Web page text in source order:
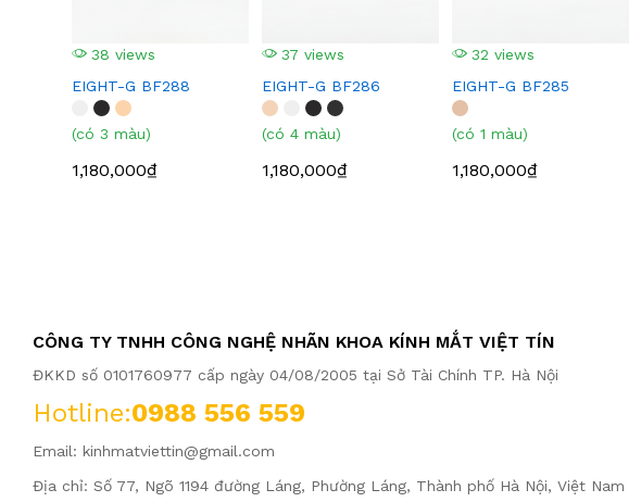
38 views
EIGHT-G BF288
(có 3 màu)
1,180,000₫
37 views
EIGHT-G BF286
(có 4 màu)
1,180,000₫
32 views
EIGHT-G BF285
(có 1 màu)
1,180,000₫
CÔNG TY TNHH CÔNG NGHỆ NHÃN KHOA KÍNH MẮT VIỆT TÍN
ĐKKD số 0101760977 cấp ngày 04/08/2005 tại Sở Tài Chính TP. Hà Nội
Hotline:0988 556 559
Email: kinhmatviettin@gmail.com
Địa chỉ: Số 77, Ngõ 1194 đường Láng, Phường Láng, Thành phố Hà Nội, Việt Nam